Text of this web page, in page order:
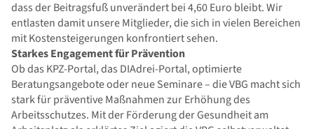
dass der Beitragsfuß unverändert bei 4,60 Euro bleibt. Wir
entlasten damit unsere Mitglieder, die sich in vielen Bereichen
mit Kostensteigerungen konfrontiert sehen.
Starkes Engagement für Prävention
Ob das KPZ-Portal, das DIAdrei-Portal, optimierte
Beratungsangebote oder neue Seminare – die VBG macht sich
stark für präventive Maßnahmen zur Erhöhung des
Arbeitsschutzes. Mit der Förderung der Gesundheit am